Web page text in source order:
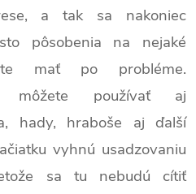
a tak sa nakoniec
pôsobenia na nejaké
mať po probléme.
môžete používať aj
hady, hraboše aj ďalší
vyhnú usadzovaniu
sa tu nebudú cítiť